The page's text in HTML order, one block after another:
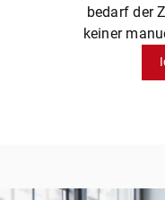
bedarf der
keiner